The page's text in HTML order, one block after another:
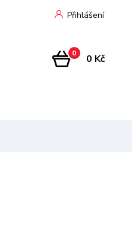
Přihlášení
0 0 Kč